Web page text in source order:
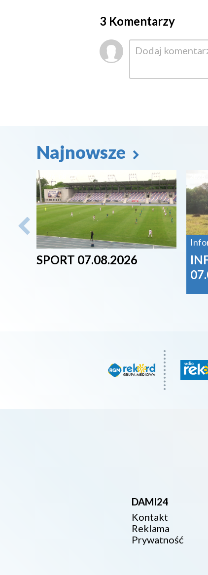
3 Komentarzy
Najnowsze
2026-08-07
SPORT 07.08.2026
DAMI24
Kontakt
Reklama
Prywatność